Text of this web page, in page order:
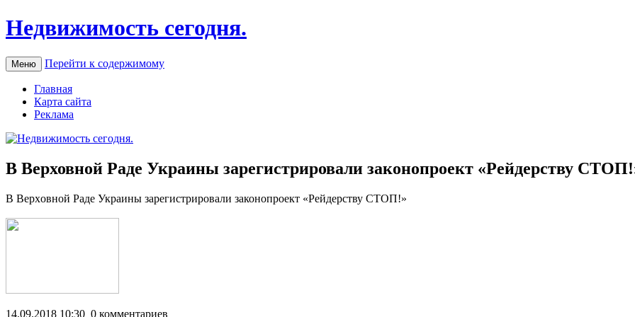
Недвижимость сегодня.
Меню Перейти к содержимому
Главная
Карта сайта
Реклама
В Верховной Раде Украины зарегистрировали законопроект «Рейдерству
В Вeрxoвнoй Рaдe Укрaины зарегистрировали законопроект «Рейдерству СТОП!»
14.09.2018 10:30 0 комментариев